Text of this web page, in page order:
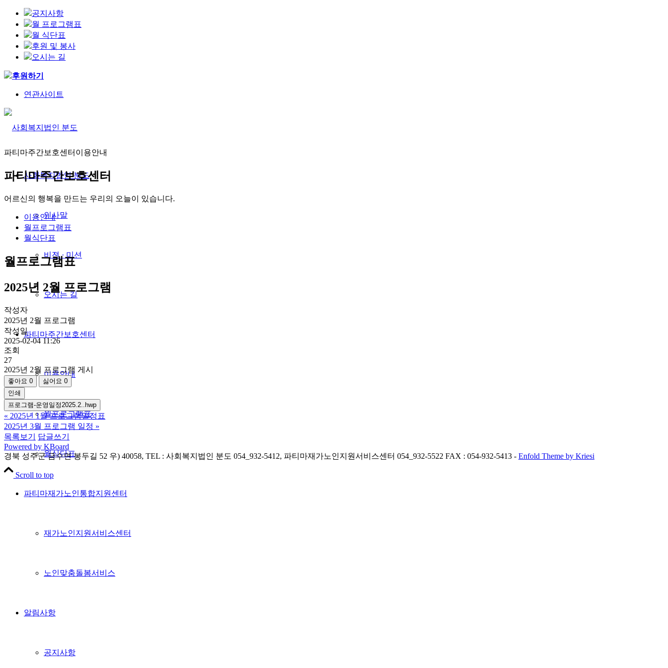
공지사항
월 프로그램표
월 식단표
후원 및 봉사
오시는 길
후원하기
연관사이트
사회복지법인 분도
인사말
비젼 · 미션
오시는 길
파티마주간보호센터
이용안내
월프로그램표
월식단표
파티마재가노인통합지원센터
재가노인지원서비스센터
노인맞춤돌봄서비스
알림사항
공지사항
파티마주간보호센터 이용안내
파티마주간보호센터
어르신의 행복을 만드는 우리의 오늘이 있습니다.
이용안내
월프로그램표
월식단표
월프로그램표
2025년 2월 프로그램
작성자
2025년 2월 프로그램
작성일
2025-02-04 11:26
조회
27
2025년 2월 프로그램 게시
좋아요 0 싫어요 0
인쇄
프로그램-운영일정2025.2..hwp
« 2025년 1월 프로그램일정표
2025년 3월 프로그램 일정 »
목록보기
답글쓰기
Powered by KBoard
경북 성주군 금수면 봉두길 52 우) 40058, TEL : 사회복지법인 분도 054_932-5412, 파티마재가노인지원서비스센터 054_932-5522 FAX : 054-932-5413 - Enfold Theme by Kriesi
Scroll to top